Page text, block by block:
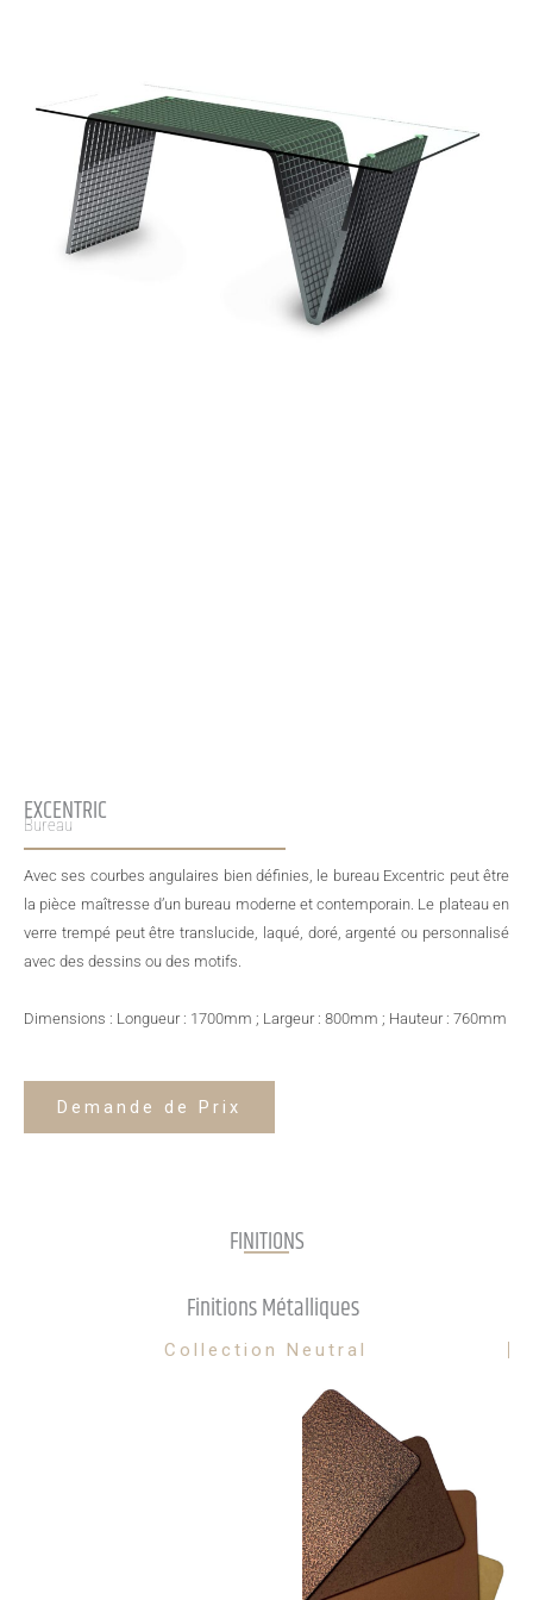
EXCENTRIC
Bureau
Avec ses courbes angulaires bien définies, le bureau Excentric peut être
la pièce maîtresse d’un bureau moderne et contemporain. Le plateau en
verre trempé peut être translucide, laqué, doré, argenté ou personnalisé
avec des dessins ou des motifs.
Dimensions : Longueur : 1700mm ; Largeur : 800mm ; Hauteur : 760mm
Demande de Prix
FINITIONS
Finitions Métalliques
Collection Neutral